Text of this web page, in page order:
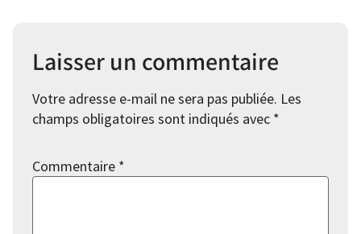
Laisser un commentaire
Votre adresse e-mail ne sera pas publiée. Les
champs obligatoires sont indiqués avec *
Commentaire *